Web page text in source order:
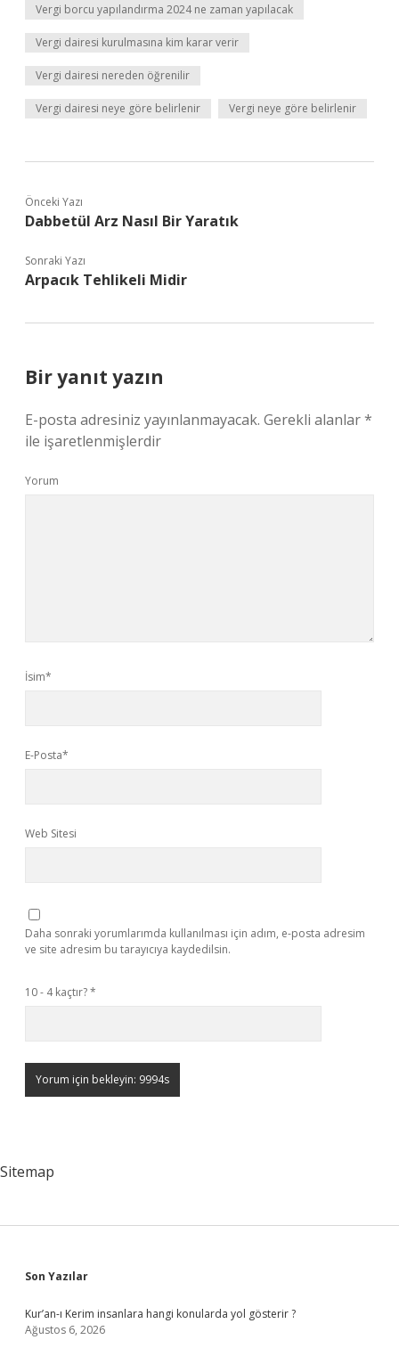
Vergi borcu yapılandırma 2024 ne zaman yapılacak
Vergi dairesi kurulmasına kim karar verir
Vergi dairesi nereden öğrenilir
Vergi dairesi neye göre belirlenir Vergi neye göre belirlenir
Önceki Yazı
Dabbetül Arz Nasıl Bir Yaratık
Sonraki Yazı
Arpacık Tehlikeli Midir
Bir yanıt yazın
E-posta adresiniz yayınlanmayacak. Gerekli alanlar*
ile işaretlenmişlerdir
Yorum
İsim*
E-Posta*
Web Sitesi
Daha sonraki yorumlarımda kullanılması için adım, e-posta adresim
ve site adresim bu tarayıcıya kaydedilsin.
10 - 4 kaçtır?*
Sitemap
Sidebar
Son Yazılar
Kur’an-ı Kerim insanlara hangi konularda yol gösterir ?
Ağustos 6, 2026